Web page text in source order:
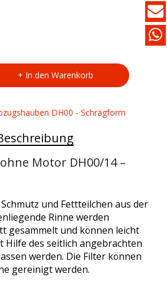
In den Warenkorb
DH00 - Schrägform
Motor DH00/14 –
und Fettteilchen aus der
Rinne werden
gesammelt und können leicht
Hilfe des seitlich angebrachten
werden. Die Filter können
gereinigt werden.